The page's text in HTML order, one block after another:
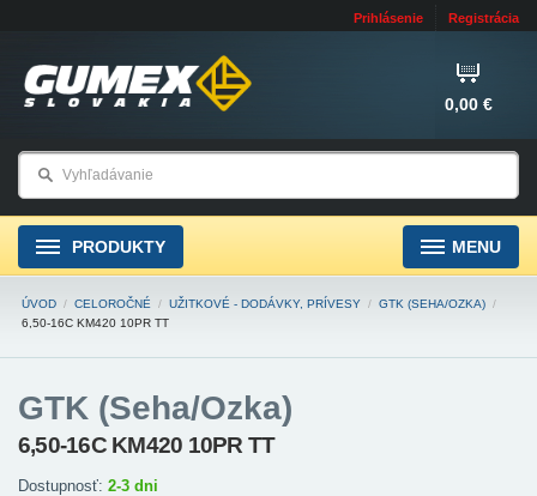
Prihlásenie Registrácia
0,00 €
PRODUKTY MENU
ÚVOD / CELOROČNÉ / UŽITKOVÉ - DODÁVKY, PRÍVESY / GTK (SEHA/OZKA) /
6,50-16C KM420 10PR TT
GTK (Seha/Ozka)
6,50-16C KM420 10PR TT
Dostupnosť: 2-3 dni